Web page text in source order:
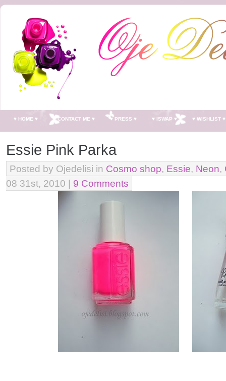
♥ HOME ♥ ♥ CONTACT ME ♥ ♥ PRESS ♥ ♥ ISWAP ♥ ♥ WISHLIST ♥
Essie Pink Parka
Posted by Ojedelisi in Cosmo shop, Essie, Neon,
08 31st, 2010 | 9 Comments